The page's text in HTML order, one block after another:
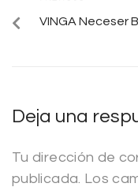
VINGA Neceser
Deja una
Tu dirección de
publicada. Los